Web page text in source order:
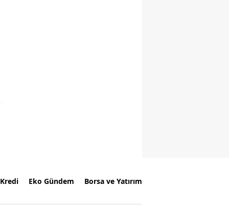
Kredi Eko Gündem Borsa ve Yatırım